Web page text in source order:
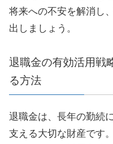
将来への不安を解消し
出しましょう。
退職金の有効活用戦
る方法
退職金は、長年の勤続
支える大切な財産です。